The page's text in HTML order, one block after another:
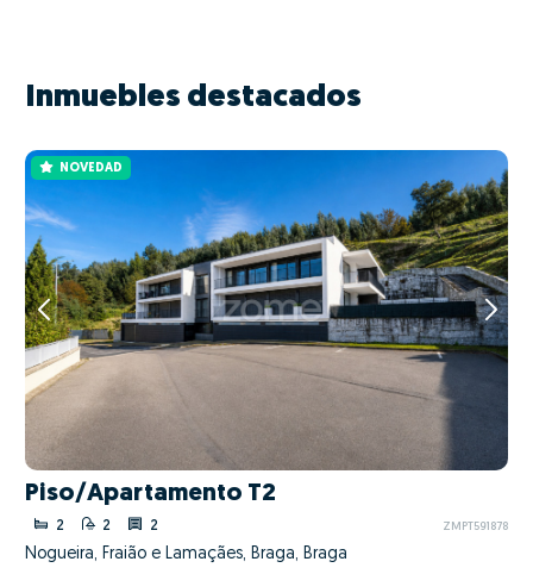
Inmuebles destacados
NOVEDAD
Piso/Apartamento T2
2 2 2 ZMPT591878
Nogueira, Fraião e Lamaçães, Braga, Braga